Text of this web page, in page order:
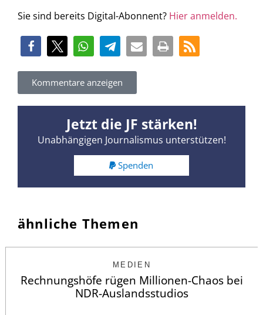
Sie sind bereits Digital-Abonnent? Hier anmelden.
Kommentare anzeigen
Jetzt die JF stärken!
Unabhängigen Journalismus unterstützen!
Spenden
ähnliche Themen
MEDIEN
Rechnungshöfe rügen Millionen-Chaos bei
NDR-Auslandsstudios